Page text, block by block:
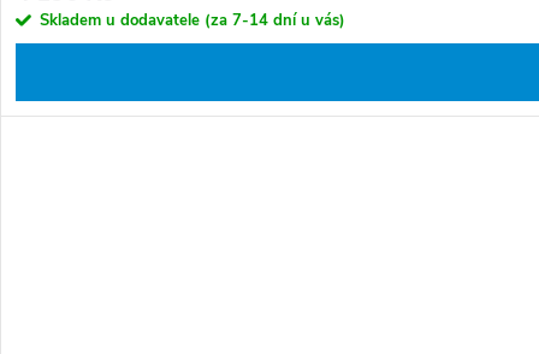
Skladem u dodavatele (za 7-14 dní u vás)